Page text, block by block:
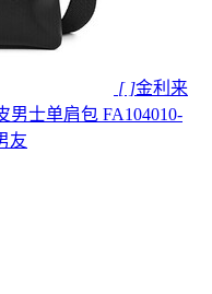
[ ]金利来
士单肩包 FA104010-
友